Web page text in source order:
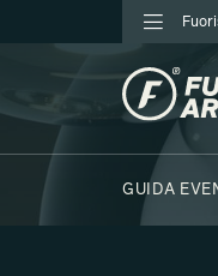
GUIDA